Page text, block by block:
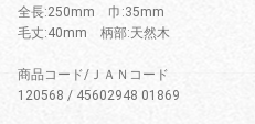
全長:250mm 巾:35mm
毛丈:40mm 柄部:天然木
商品コード/ＪＡＮコード
120568 / 45602948 01869